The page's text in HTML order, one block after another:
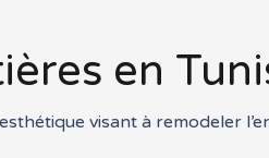
en
visant à remodeler